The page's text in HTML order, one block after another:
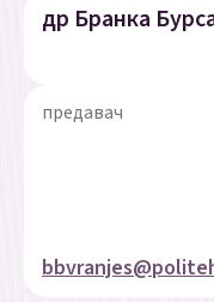
др Бранка
предавач